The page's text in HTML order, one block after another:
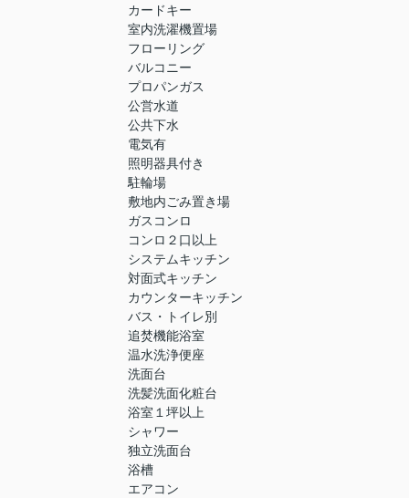
カードキー
室内洗濯機置場
フローリング
バルコニー
プロパンガス
公営水道
公共下水
電気有
照明器具付き
駐輪場
敷地内ごみ置き場
ガスコンロ
コンロ２口以上
システムキッチン
対面式キッチン
カウンターキッチン
バス・トイレ別
追焚機能浴室
温水洗浄便座
洗面台
洗髪洗面化粧台
浴室１坪以上
シャワー
独立洗面台
浴槽
エアコン